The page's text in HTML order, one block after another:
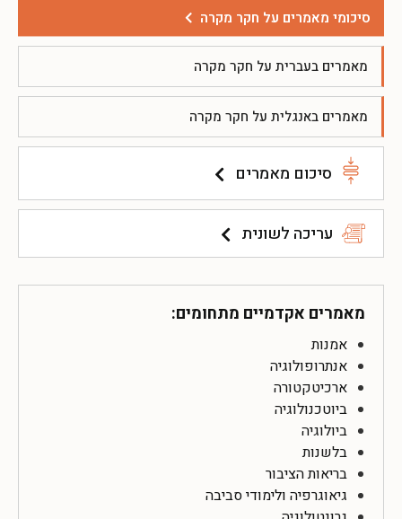
סיכומי מאמרים על חקר מקרה
מאמרים בעברית על חקר מקרה
מאמרים באנגלית על חקר מקרה
סיכום מאמרים
עריכה לשונית
מאמרים אקדמיים מתחומים:
אמנות
אנתרופולוגיה
ארכיטקטורה
ביוטכנולוגיה
ביולוגיה
בלשנות
בריאות הציבור
גיאוגרפיה ולימודי סביבה